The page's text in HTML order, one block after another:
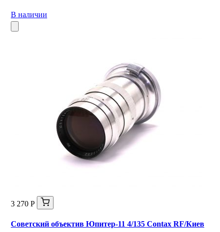
В наличии
3 270 Р
Советский объектив Юпитер-11 4/135 Contax RF/Киев